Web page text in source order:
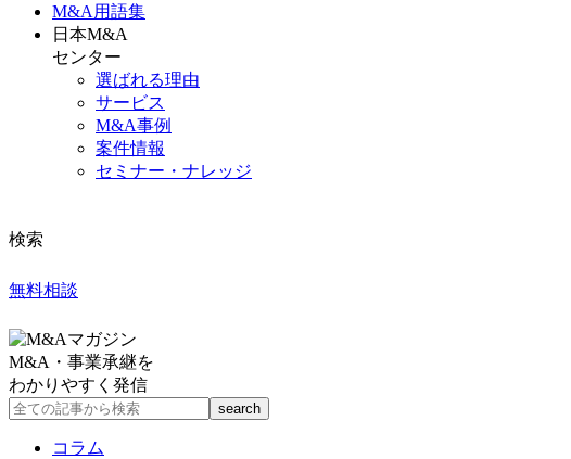
M&A 用語集
日本M&A
センター
選ばれる理由
サービス
M&A事例
案件情報
セミナー・ナレッジ
検索
無料相談
M&A・事業承継を
わかりやすく発信
コラム